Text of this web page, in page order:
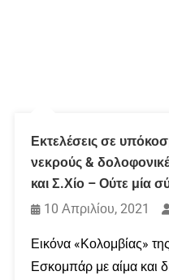
Εκτελέσεις σε
νεκρούς &
και Σ.Χίο – Ούτε μία
10 Απριλίου, 2021
Εικόνα «Κολομβίας»
Εσκομπάρ με αίμα και